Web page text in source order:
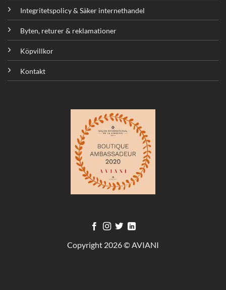
Integritetspolicy & Säker internethandel
Byten, returer & reklamationer
Köpvillkor
Kontakt
Copyright 2026 © AVIANI